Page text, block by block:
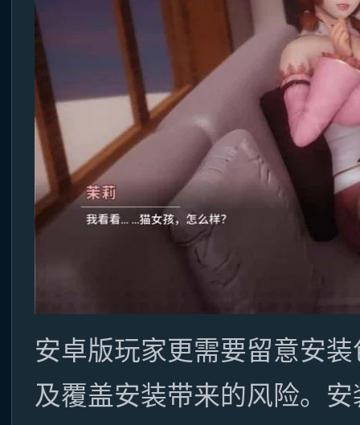
安卓版玩家更需要留意安
及覆盖安装带来的风险。